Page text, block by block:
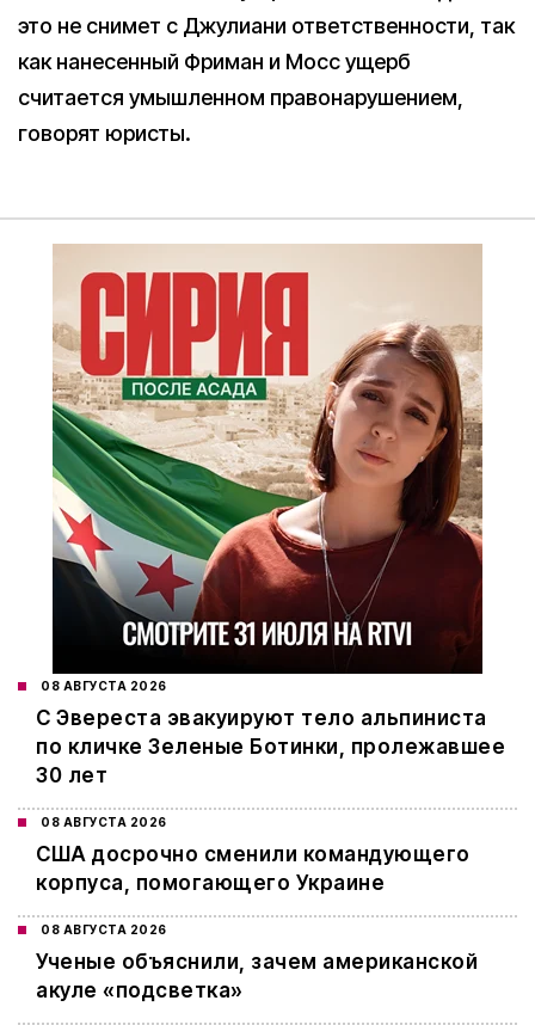
это не снимет с Джулиани ответственности, так
как нанесенный Фриман и Мосс ущерб
считается умышленном правонарушением,
говорят юристы.
08 АВГУСТА 2026
С Эвереста эвакуируют тело альпиниста
по кличке Зеленые Ботинки, пролежавшее
30 лет
08 АВГУСТА 2026
США досрочно сменили командующего
корпуса, помогающего Украине
08 АВГУСТА 2026
Ученые объяснили, зачем американской
акуле «подсветка»